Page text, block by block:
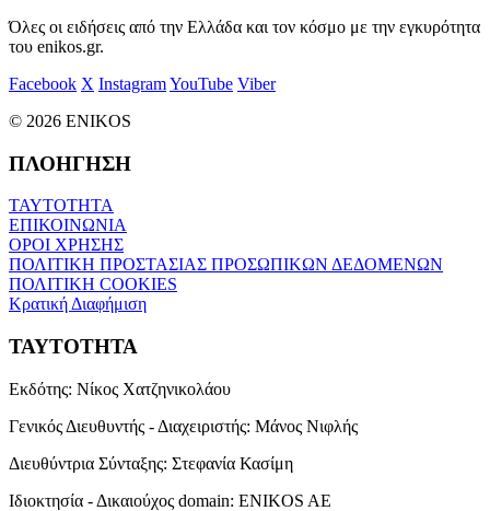
Όλες οι ειδήσεις από την Ελλάδα και τον κόσμο με την εγκυρότητα
του enikos.gr.
Facebook X InstagramYouTube Viber
© 2026 ENIKOS
ΠΛΟΗΓΗΣΗ
ΤΑΥΤΟΤΗΤΑ
ΕΠΙΚΟΙΝΩΝΙΑ
ΟΡΟΙ ΧΡΗΣΗΣ
ΠΟΛΙΤΙΚΗ ΠΡΟΣΤΑΣΙΑΣ ΠΡΟΣΩΠΙΚΩΝ ΔΕΔΟΜΕΝΩΝ
ΠΟΛΙΤΙΚΗ COOKIES
Κρατική Διαφήμιση
ΤΑΥΤΟΤΗΤΑ
Εκδότης: Νίκος Χατζηνικολάου
Γενικός Διευθυντής - Διαχειριστής: Μάνος Νιφλής
Διευθύντρια Σύνταξης: Στεφανία Κασίμη
Ιδιοκτησία - Δικαιούχος domain: ENIKOS AE